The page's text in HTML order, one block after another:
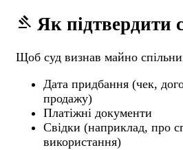
gavel Як підтвердити
Щоб суд визнав майно
Дата придбання (чек,
продажу)
Платіжні документи
Свідки (наприклад, про
використання)